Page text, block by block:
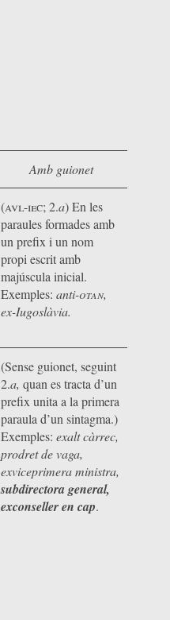
Amb guionet
(avl-iec; 2.a)En les
paraules formades amb
un prefix i un nom
propi escrit amb
majúscula inicial.
Exemples: anti-otan,
ex-Iugoslàvia.
(Sense guionet, seguint
2.a, quan es tracta d’un
prefix unita a la primera
paraula d’un sintagma.)
Exemples: exalt càrrec,
prodret de vaga,
exviceprimera ministra,
subdirectora general,
exconseller en cap.